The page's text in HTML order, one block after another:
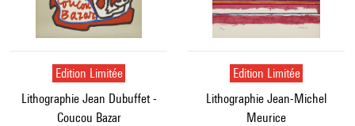
Edition Limitée
Lithographie Jean Dubuffet -
Coucou Bazar
Edition Limitée
Lithographie Jean-Michel
Meurice